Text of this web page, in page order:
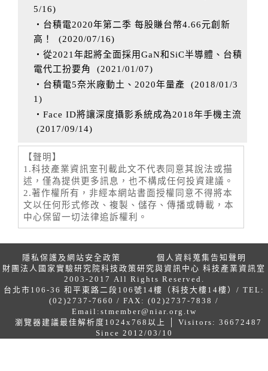
5/16)
‧台積電2020年第二季 每股賺台幣4.66元創新
高！
(2020/07/16)
‧從2021年起將全面採用GaN和SiC半導體、台積
電代工扮要角
(2021/01/07)
‧台積電5奈米廠動土、2020年量產 (2018/01/3
1 )
‧Face ID將讓深度攝影系統成為2018年手機主流
(2017/09/14)
【聲明】
1.科技產業資訊室刊載此文不代表同意其說法或描
述，僅為提供更多訊息，也不構成任何投資建議。
2.著作權所有，非經本網站書面授權同意不得將本
文以任何形式修改、複製、儲存、傳播或轉載，本
中心保留一切法律追訴權利。
隱私保護及網站安全政策
個人資料蒐集告知聲明
財團法人國家實驗研究院科技政策研究與資訊中心 科技產業資訊室
2003-2017 All Rights Reserved.
台北市106-36 和平東路二段106號14樓（科技大樓14樓）/ TEL:
(02)2737-7660 / FAX: (02)2737-7838 /
Email: stmember@niar.org.tw
瀏覽器建議最佳解析度1024x768以上 │ Visitors: 36672487
Since 2012/03/10